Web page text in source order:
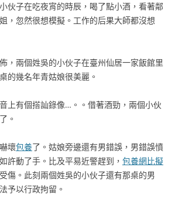
伙子在吃夜宵的時辰，喝了點小酒，看著鄰
，忽然很想模擬。工作的后果大師都沒想
，兩個姓吳的小伙子在臺州仙居一家飯館里
的幾名年青姑娘很美麗。
上有個搭訕錄像…。。借著酒勁，兩個小伙
。
壞包養了。姑娘旁邊還有男錯誤，男錯誤憤
許動了手。比及平易近警趕到， 包養網比擬
傷。此刻兩個姓吳的小伙子還有那桌的男
予以行政拘留。